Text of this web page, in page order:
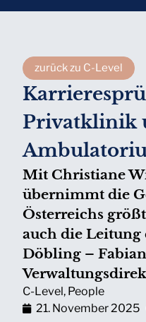
zurück zu C-Level
Privatklinik
Mit Christiane
übernimmt die
Österreichs
auch die
Döbling –
C-Level, People
21. November 2025